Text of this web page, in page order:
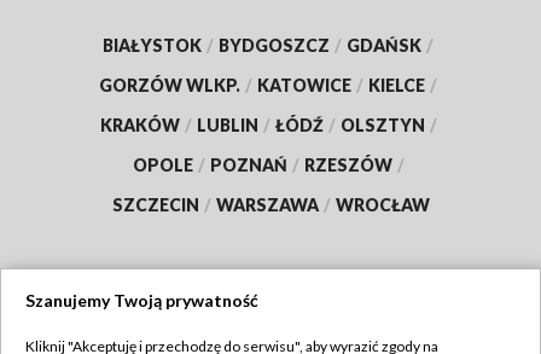
BIAŁYSTOK / BYDGOSZCZ / GDAŃSK /
GORZÓW WLKP. / KATOWICE / KIELCE /
KRAKÓW / LUBLIN / ŁÓDŹ / OLSZTYN /
OPOLE / POZNAŃ / RZESZÓW /
SZCZECIN / WARSZAWA / WROCŁAW
Szanujemy Twoją prywatność
Kliknij "Akceptuję i przechodzę do serwisu", aby wyrazić zgody na